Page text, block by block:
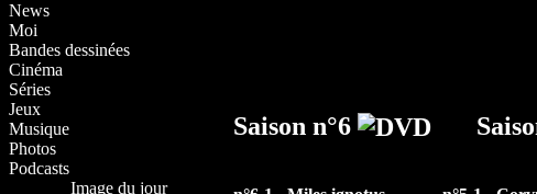
News
Moi
Bandes dessinées
Cinéma
Séries
Jeux
Musique
Photos
Podcasts
Image du jour
Saison n°6